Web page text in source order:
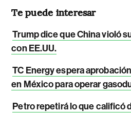
Te puede interesar
Trump dice que China violó
con EE.UU.
TC Energy espera
en México para operar
Petro repetirá lo que calificó